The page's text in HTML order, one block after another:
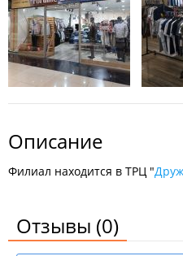
Описание
Филиал находится в ТРЦ "
Отзывы (0)